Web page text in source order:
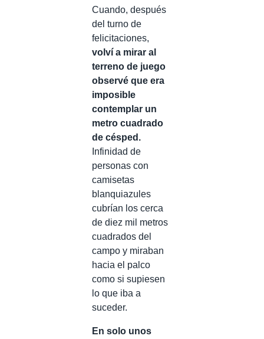
Cuando, después
del turno de
felicitaciones,
volví a mirar al
terreno de juego
observé que era
imposible
contemplar un
metro cuadrado
de césped.
Infinidad de
personas con
camisetas
blanquiazules
cubrían los cerca
de diez mil metros
cuadrados del
campo y miraban
hacia el palco
como si supiesen
lo que iba a
suceder.
En solo unos